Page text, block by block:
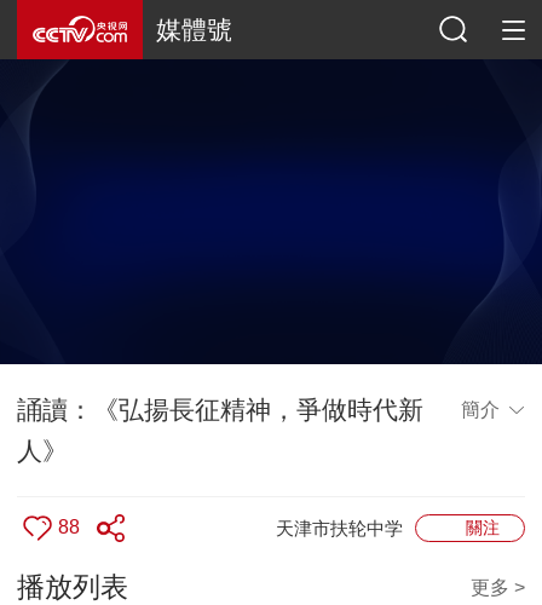
媒體號
誦讀：《弘揚長征精神，爭做時代新
人》
簡介
88 關注
天津市扶轮中学
播放列表 更多 >